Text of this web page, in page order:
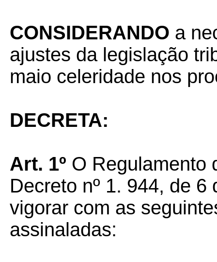
CONSIDERANDO a
ajustes da legislação
maio celeridade nos
DECRETA:
Art. 1º O Regulamento
Decreto nº 1. 944, de
vigorar com as
assinaladas: